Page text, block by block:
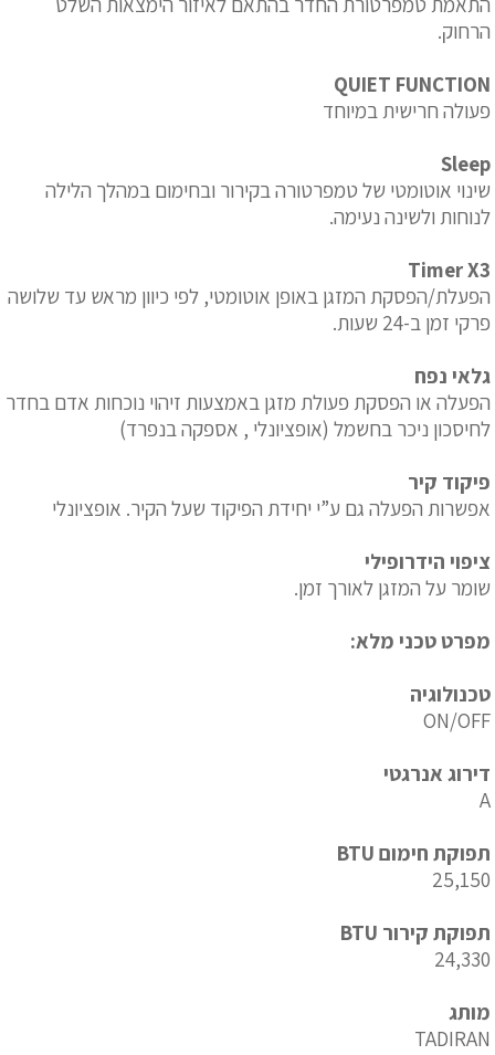
הרחוק.
QUIET FUNCTION
פעולה חרישית במיוחד
Sleep
שינוי אוטומטי של טמפרטורה בקירור ובחימום במהלך הלילה
לנוחות ולשינה נעימה.
Timer X3
הפעלת/הפסקת המזגן באופן אוטומטי, לפי כיוון מראש עד שלושה
פרקי זמן ב-24 שעות.
גלאי נפח
הפעלה או הפסקת פעולת מזגן באמצעות זיהוי נוכחות אדם בחדר
לחיסכון ניכר בחשמל (אופציונלי , אספקה בנפרד)
פיקוד קיר
אפשרות הפעלה גם ע”י יחידת הפיקוד שעל הקיר. אופציונלי
ציפוי הידרופילי
שומר על המזגן לאורך זמן.
מפרט טכני מלא:
טכנולוגיה
ON/OFF
דירוג אנרגטי
A
תפוקת חימום BTU
25,150
תפוקת קירור BTU
24,330
מותג
TADIRAN